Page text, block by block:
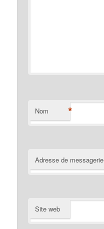
Nom *
Adresse de messagerie
Site web